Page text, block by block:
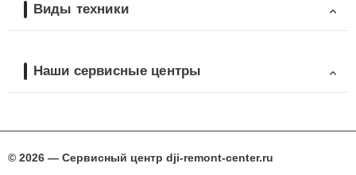
Виды техники
Наши сервисные центры
© 2026 — Сервисный центр dji-remont-center.ru